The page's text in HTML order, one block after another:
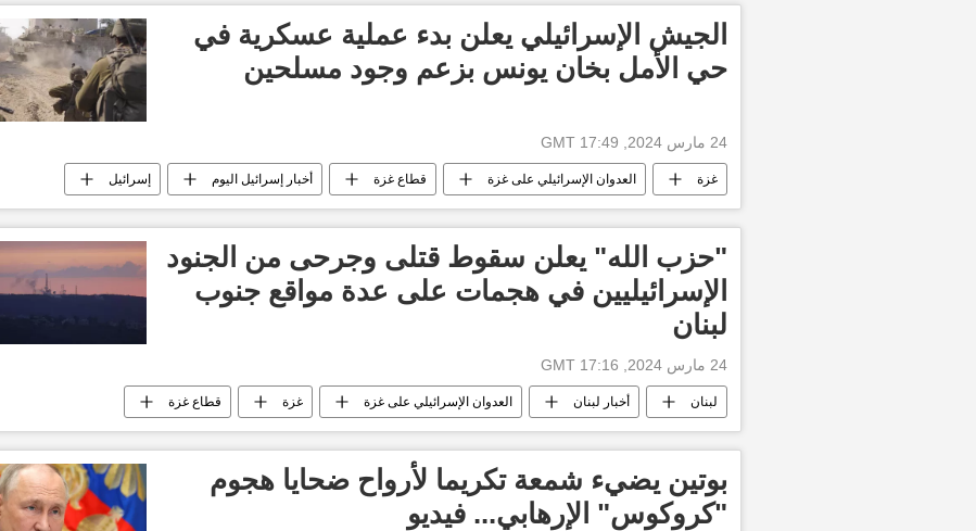
الجيش الإسرائيلي يعلن بدء عملية عسكرية في
حي الأمل بخان يونس بزعم وجود مسلحين
24 مارس 2024, 17:49 GMT
غزة العدوان الإسرائيلي على غزة قطاع غزة أخبار إسرائيل اليوم إسرائيل
أخبار فلسطين اليوم حركة حماس أخبار العالم الآن العالم
"حزب الله" يعلن سقوط قتلى وجرحى من الجنود
الإسرائيليين في هجمات على عدة مواقع جنوب
لبنان
24 مارس 2024, 17:16 GMT
لبنان أخبار لبنان العدوان الإسرائيلي على غزة غزة قطاع غزة
أخبار إسرائيل اليوم إسرائيل أخبار حزب الله العالم العربي أخبار العالم الآن
بوتين يضيء شمعة تكريما لأرواح ضحايا هجوم
"كروكوس" الإرهابي... فيديو